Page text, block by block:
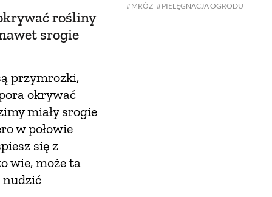
rośliny
srogie
przymrozki,
okrywać
miały srogie
w połowie
się z
wie, może ta
nudzić
MRÓZ
PIELĘGNACJA OGRODU